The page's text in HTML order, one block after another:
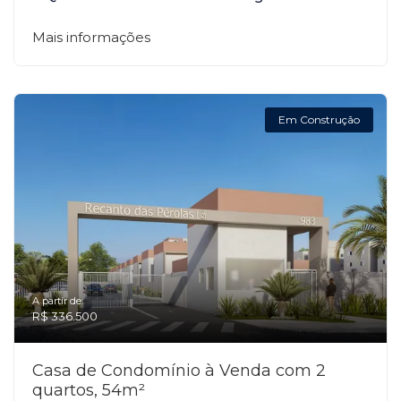
Mais informações
Em Construção
A partir de:
R$ 336.500
Casa de Condomínio à Venda com 2
quartos, 54m²